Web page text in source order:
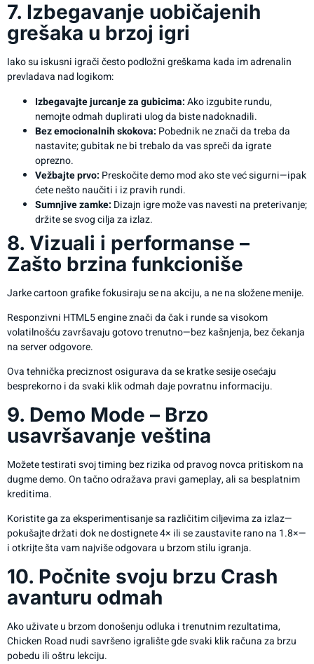
7. Izbegavanje uobičajenih
grešaka u brzoj igri
Iako su iskusni igrači često podložni greškama kada im adrenalin
prevladava nad logikom:
Izbegavajte jurcanje za gubicima:Ako izgubite rundu,
nemojte odmah duplirati ulog da biste nadoknadili.
Bez emocionalnih skokova: Pobednik ne znači da treba da
nastavite; gubitak ne bi trebalo da vas spreči da igrate
oprezno.
Vežbajte prvo: Preskočite demo mod ako ste već sigurni—ipak
ćete nešto naučiti i iz pravih rundi.
Sumnjive zamke: Dizajn igre može vas navesti na preterivanje;
držite se svog cilja za izlaz.
8. Vizuali i performanse –
Zašto brzina funkcioniše
Jarke cartoon grafike fokusiraju se na akciju, a ne na složene menije.
Responzivni HTML5 engine znači da čak i runde sa visokom
volatilnošću završavaju gotovo trenutno—bez kašnjenja, bez čekanja
na server odgovore.
Ova tehnička preciznost osigurava da se kratke sesije osećaju
besprekorno i da svaki klik odmah daje povratnu informaciju.
9. Demo Mode – Brzo
usavršavanje veština
Možete testirati svoj timing bez rizika od pravog novca pritiskom na
dugme demo. On tačno odražava pravi gameplay, ali sa besplatnim
kreditima.
Koristite ga za eksperimentisanje sa različitim ciljevima za izlaz—
pokušajte držati dok ne dostignete 4× ili se zaustavite rano na 1.8×—
i otkrijte šta vam najviše odgovara u brzom stilu igranja.
10. Počnite svoju brzu Crash
avanturu odmah
Ako uživate u brzom donošenju odluka i trenutnim rezultatima,
Chicken Road nudi savršeno igralište gde svaki klik računa za brzu
pobedu ili oštru lekciju.